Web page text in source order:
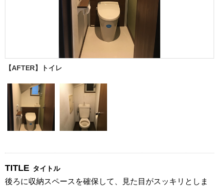
【AFTER】トイレ
TITLE タイトル
後ろに収納スペースを確保して、見た目がスッキリとしま